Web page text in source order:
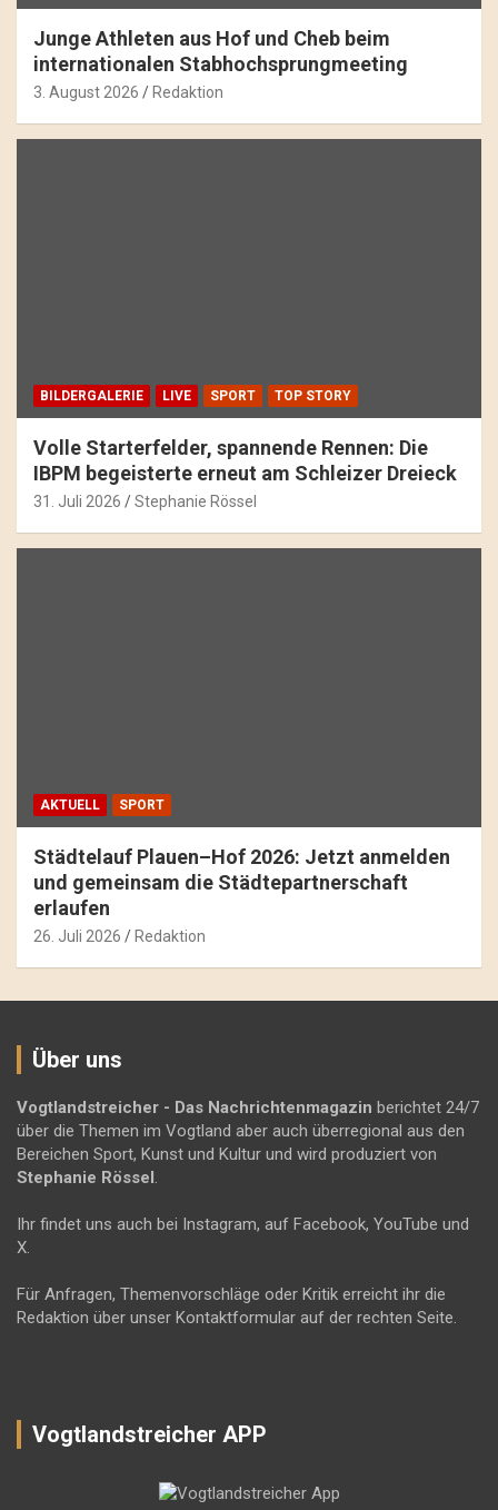
Junge Athleten aus Hof und Cheb beim
internationalen Stabhochsprungmeeting
3. August 2026 Redaktion
BILDERGALERIE LIVE SPORT TOP STORY
Volle Starterfelder, spannende Rennen: Die
IBPM begeisterte erneut am Schleizer Dreieck
31. Juli 2026 Stephanie Rössel
AKTUELL SPORT
Städtelauf Plauen–Hof 2026: Jetzt anmelden
und gemeinsam die Städtepartnerschaft
erlaufen
26. Juli 2026 Redaktion
Über uns
Vogtlandstreicher - Das Nachrichtenmagazin berichtet 24/7
über die Themen im Vogtland aber auch überregional aus den
Bereichen Sport, Kunst und Kultur und wird produziert von
Stephanie Rössel.
Ihr findet uns auch bei Instagram, auf Facebook, YouTube und
X.
Für Anfragen, Themenvorschläge oder Kritik erreicht ihr die
Redaktion über unser Kontaktformular auf der rechten Seite.
Vogtlandstreicher APP